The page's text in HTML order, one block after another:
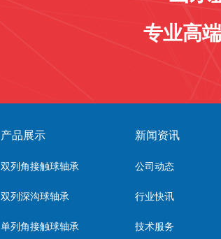
专业高
产品展示
双列角接触球轴承
双列深沟球轴承
单列角接触球轴承
新闻资讯
公司动态
行业快讯
技术服务